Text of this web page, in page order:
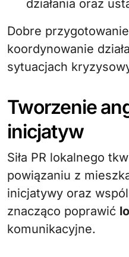
działania oraz
Dobre
koordynowanie
sytuacjach
Tworzenie
inicjatyw
Siła PR lokalnego
powiązaniu z
inicjatywy oraz
znacząco poprawić
komunikacyjne.